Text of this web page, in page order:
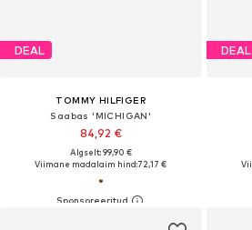
DEAL
TOMMY HILFIGER
Saabas 'MICHIGAN'
84,92 €
Algselt: 99,90 €
Viimane madalaim hind:72,17 €
DEAL